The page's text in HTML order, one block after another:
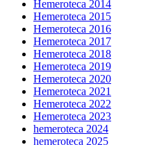
Hemeroteca 2014
Hemeroteca 2015
Hemeroteca 2016
Hemeroteca 2017
Hemeroteca 2018
Hemeroteca 2019
Hemeroteca 2020
Hemeroteca 2021
Hemeroteca 2022
Hemeroteca 2023
hemeroteca 2024
hemeroteca 2025